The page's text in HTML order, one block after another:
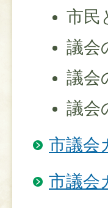
市民
議会
議会
議会
市議会
市議会